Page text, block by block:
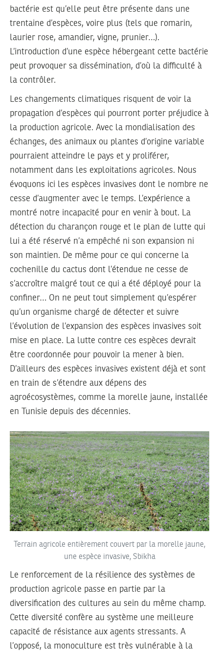
bactérie est qu’elle peut être présente dans une
trentaine d’espèces, voire plus (tels que romarin,
laurier rose, amandier, vigne, prunier…).
L’introduction d’une espèce hébergeant cette bactérie
peut provoquer sa dissémination, d’où la difficulté à
la contrôler.
Les changements climatiques risquent de voir la
propagation d’espèces qui pourront porter préjudice à
la production agricole. Avec la mondialisation des
échanges, des animaux ou plantes d’origine variable
pourraient atteindre le pays et y proliférer,
notamment dans les exploitations agricoles. Nous
évoquons ici les espèces invasives dont le nombre ne
cesse d’augmenter avec le temps. L’expérience a
montré notre incapacité pour en venir à bout. La
détection du charançon rouge et le plan de lutte qui
lui a été réservé n’a empêché ni son expansion ni
son maintien. De même pour ce qui concerne la
cochenille du cactus dont l’étendue ne cesse de
s’accroître malgré tout ce qui a été déployé pour la
confiner… On ne peut tout simplement qu’espérer
qu’un organisme chargé de détecter et suivre
l’évolution de l’expansion des espèces invasives soit
mise en place. La lutte contre ces espèces devrait
être coordonnée pour pouvoir la mener à bien.
D’ailleurs des espèces invasives existent déjà et sont
en train de s’étendre aux dépens des
agroécosystèmes, comme la morelle jaune, installée
en Tunisie depuis des décennies.
Terrain agricole entièrement couvert par la morelle jaune,
une espèce invasive, Sbikha
Le renforcement de la résilience des systèmes de
production agricole passe en partie par la
diversification des cultures au sein du même champ.
Cette diversité confère au système une meilleure
capacité de résistance aux agents stressants. A
l’opposé, la monoculture est très vulnérable à la